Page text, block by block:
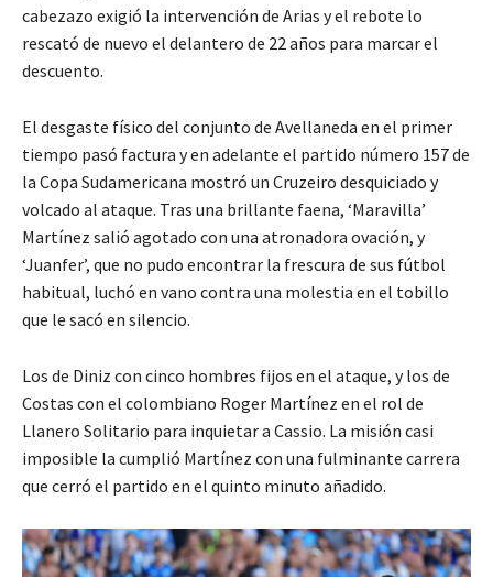
cabezazo exigió la intervención de Arias y el rebote lo
rescató de nuevo el delantero de 22 años para marcar el
descuento.
El desgaste físico del conjunto de Avellaneda en el primer
tiempo pasó factura y en adelante el partido número 157 de
la Copa Sudamericana mostró un Cruzeiro desquiciado y
volcado al ataque. Tras una brillante faena, ‘Maravilla’
Martínez salió agotado con una atronadora ovación, y
‘Juanfer’, que no pudo encontrar la frescura de sus fútbol
habitual, luchó en vano contra una molestia en el tobillo
que le sacó en silencio.
Los de Diniz con cinco hombres fijos en el ataque, y los de
Costas con el colombiano Roger Martínez en el rol de
Llanero Solitario para inquietar a Cassio. La misión casi
imposible la cumplió Martínez con una fulminante carrera
que cerró el partido en el quinto minuto añadido.